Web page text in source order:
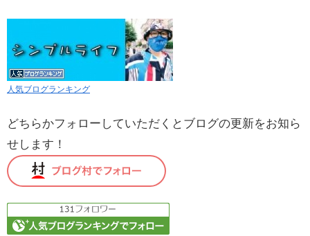
人気ブログランキング
どちらかフォローしていただくとブログの更新をお知ら
せします！